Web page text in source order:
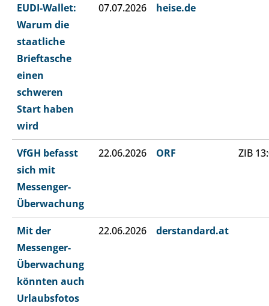
EUDI-Wallet:
Warum die
staatliche
Brieftasche
einen
schweren
Start haben
wird
07.07.2026 heise.de
VfGH befasst
sich mit
Messenger-
Überwachung
22.06.2026 ORF ZIB
Mit der
Messenger-
Überwachung
könnten auch
Urlaubsfotos
22.06.2026 derstandard.at